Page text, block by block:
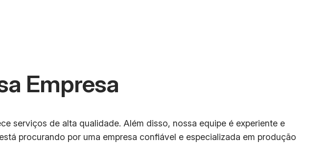
Empresa
serviços de alta qualidade. Além disso, nossa equipe é experiente e
procurando por uma empresa confiável e especializada em produção